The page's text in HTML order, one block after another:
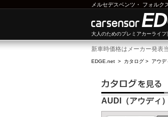
メルセデスベンツ ・ フォルク
大人のためのプレミアカーライ
新車時価格はメーカー発表
EDGE.net > カタログ > アウデ
AUDI（アウディ